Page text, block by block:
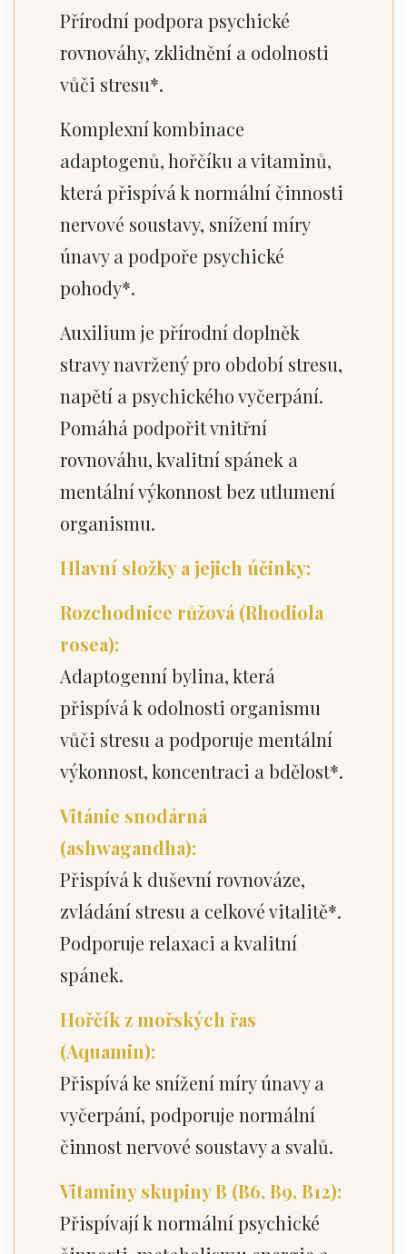
Přírodní podpora psychické
rovnováhy, zklidnění a odolnosti
vůči stresu*.
Komplexní kombinace
adaptogenů, hořčíku a vitaminů,
která přispívá k normální činnosti
nervové soustavy, snížení míry
únavy a podpoře psychické
pohody*.
Auxilium je přírodní doplněk
stravy navržený pro období stresu,
napětí a psychického vyčerpání.
Pomáhá podpořit vnitřní
rovnováhu, kvalitní spánek a
mentální výkonnost bez utlumení
organismu.
Hlavní složky a jejich účinky:
Rozchodnice růžová (Rhodiola
rosea):
Adaptogenní bylina, která
přispívá k odolnosti organismu
vůči stresu a podporuje mentální
výkonnost, koncentraci a bdělost*.
Vitánie snodárná
(ashwagandha):
Přispívá k duševní rovnováze,
zvládání stresu a celkové vitalitě*.
Podporuje relaxaci a kvalitní
spánek.
Hořčík z mořských řas
(Aquamin):
Přispívá ke snížení míry únavy a
vyčerpání, podporuje normální
činnost nervové soustavy a svalů.
Vitaminy skupiny B (B6, B9, B12):
Přispívají k normální psychické